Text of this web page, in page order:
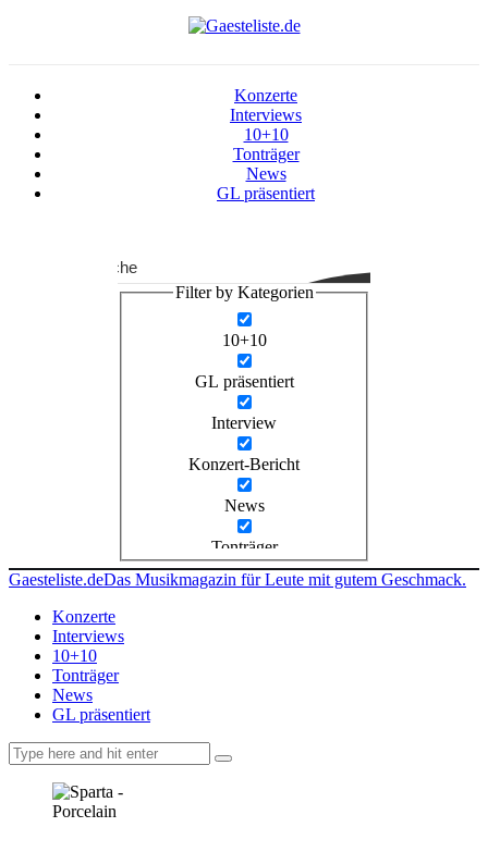
Konzerte
Interviews
10+10
Tonträger
News
GL präsentiert
Suche
Filter by Kategorien
10+10
GL präsentiert
Interview
Konzert-Bericht
News
Tonträger
Gaesteliste.deDas Musikmagazin für Leute mit gutem Geschmack.
Konzerte
Interviews
10+10
Tonträger
News
GL präsentiert